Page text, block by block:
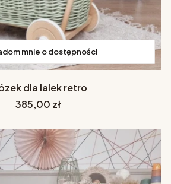
mnie o dostępności
dla lalek retro
Cena
385,00 zł